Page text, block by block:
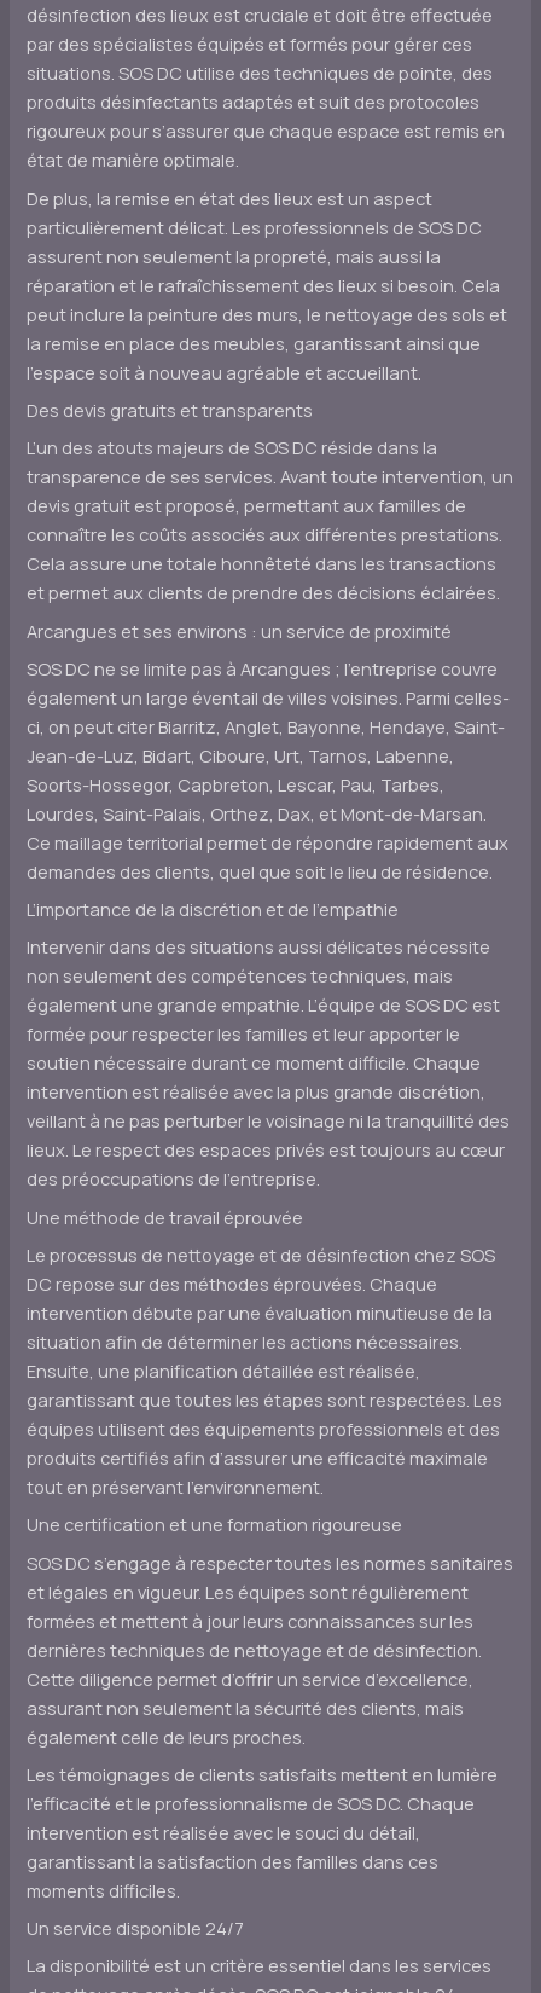
désinfection des lieux est cruciale et doit être effectuée
par des spécialistes équipés et formés pour gérer ces
situations. SOS DC utilise des techniques de pointe, des
produits désinfectants adaptés et suit des protocoles
rigoureux pour s’assurer que chaque espace est remis en
état de manière optimale.
De plus, la remise en état des lieux est un aspect
particulièrement délicat. Les professionnels de SOS DC
assurent non seulement la propreté, mais aussi la
réparation et le rafraîchissement des lieux si besoin. Cela
peut inclure la peinture des murs, le nettoyage des sols et
la remise en place des meubles, garantissant ainsi que
l’espace soit à nouveau agréable et accueillant.
Des devis gratuits et transparents
L’un des atouts majeurs de SOS DC réside dans la
transparence de ses services. Avant toute intervention, un
devis gratuit est proposé, permettant aux familles de
connaître les coûts associés aux différentes prestations.
Cela assure une totale honnêteté dans les transactions
et permet aux clients de prendre des décisions éclairées.
Arcangues et ses environs : un service de proximité
SOS DC ne se limite pas à Arcangues ; l’entreprise couvre
également un large éventail de villes voisines. Parmi celles-
ci, on peut citer Biarritz, Anglet, Bayonne, Hendaye, Saint-
Jean-de-Luz, Bidart, Ciboure, Urt, Tarnos, Labenne,
Soorts-Hossegor, Capbreton, Lescar, Pau, Tarbes,
Lourdes, Saint-Palais, Orthez, Dax, et Mont-de-Marsan.
Ce maillage territorial permet de répondre rapidement aux
demandes des clients, quel que soit le lieu de résidence.
L’importance de la discrétion et de l’empathie
Intervenir dans des situations aussi délicates nécessite
non seulement des compétences techniques, mais
également une grande empathie. L’équipe de SOS DC est
formée pour respecter les familles et leur apporter le
soutien nécessaire durant ce moment difficile. Chaque
intervention est réalisée avec la plus grande discrétion,
veillant à ne pas perturber le voisinage ni la tranquillité des
lieux. Le respect des espaces privés est toujours au cœur
des préoccupations de l’entreprise.
Une méthode de travail éprouvée
Le processus de nettoyage et de désinfection chez SOS
DC repose sur des méthodes éprouvées. Chaque
intervention débute par une évaluation minutieuse de la
situation afin de déterminer les actions nécessaires.
Ensuite, une planification détaillée est réalisée,
garantissant que toutes les étapes sont respectées. Les
équipes utilisent des équipements professionnels et des
produits certifiés afin d’assurer une efficacité maximale
tout en préservant l’environnement.
Une certification et une formation rigoureuse
SOS DC s’engage à respecter toutes les normes sanitaires
et légales en vigueur. Les équipes sont régulièrement
formées et mettent à jour leurs connaissances sur les
dernières techniques de nettoyage et de désinfection.
Cette diligence permet d’offrir un service d’excellence,
assurant non seulement la sécurité des clients, mais
également celle de leurs proches.
Les témoignages de clients satisfaits mettent en lumière
l’efficacité et le professionnalisme de SOS DC. Chaque
intervention est réalisée avec le souci du détail,
garantissant la satisfaction des familles dans ces
moments difficiles.
Un service disponible 24/7
La disponibilité est un critère essentiel dans les services